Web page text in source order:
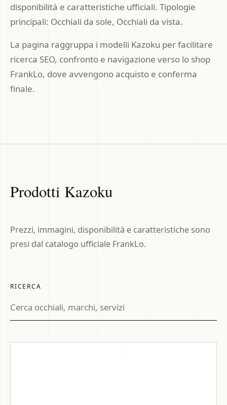
disponibilità e caratteristiche ufficiali. Tipologie
principali: Occhiali da sole, Occhiali da vista.
La pagina raggruppa i modelli Kazoku per facilitare
ricerca SEO, confronto e navigazione verso lo shop
FrankLo, dove avvengono acquisto e conferma
finale.
Prodotti Kazoku
Prezzi, immagini, disponibilità e caratteristiche sono
presi dal catalogo ufficiale FrankLo.
RICERCA